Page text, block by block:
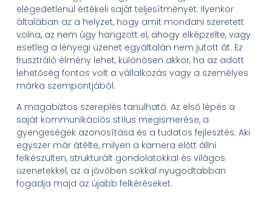
elégedetlenül értékeli saját teljesítményét. Ilyenkor
általában az a helyzet, hogy amit mondani szeretett
volna, az nem úgy hangzott el, ahogy elképzelte, vagy
esetleg a lényegi üzenet egyáltalán nem jutott át. Ez
frusztráló élmény lehet, különösen akkor, ha az adott
lehetőség fontos volt a vállalkozás vagy a személyes
márka szempontjából.
A magabiztos szereplés tanulható. Az első lépés a
saját kommunikációs stílus megismerése, a
gyengeségek azonosítása és a tudatos fejlesztés. Aki
egyszer már átélte, milyen a kamera előtt állni
felkészülten, strukturált gondolatokkal és világos
üzenetekkel, az a jövőben sokkal nyugodtabban
fogadja majd az újabb felkéréseket.